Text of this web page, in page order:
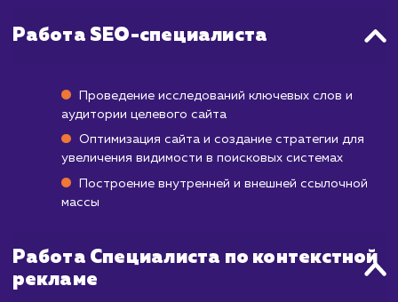
релевантной аудитории, что в итоге
Первые признаки увеличения
трафика вы сможете наблюдать уже
месяца после начала работы.
Этот процесс включает в себя
работу с контентом и
пользовательского опыта. На